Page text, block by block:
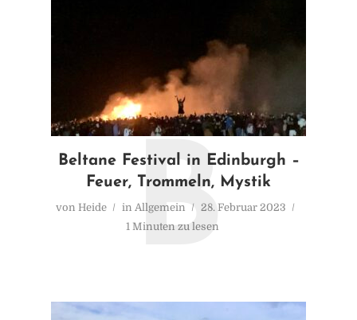
Beltane Festival in Edinburgh –
Feuer, Trommeln, Mystik
von Heide in Allgemein
28. Februar 2023
1 Minuten zu lesen
B